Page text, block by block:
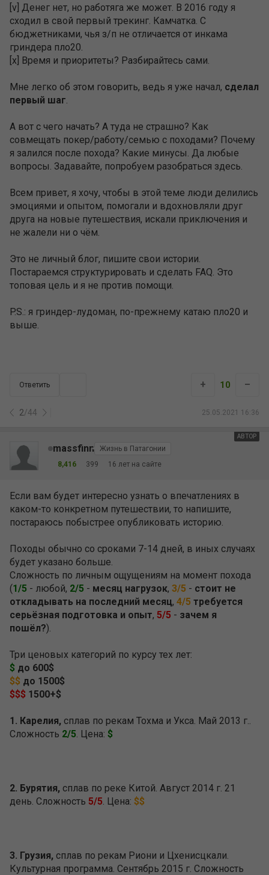
[v] Денег нет, но работяга же может. В 2016 году я
сходил в свой первый трекинг. Камчатка. С
бюджетниками, чья з/п не отличается от инкама
гриндера пло20.
[x] Время и приоритеты? Разбирайтесь сами.
Мне легко об этом говорить, ведь я уже начал, сделал
первый шаг.
А вот с чего начать? А туда не страшно? Как
совмещать покер/работу/семью с походами? Почему
я залился после похода? Какие минусы. Да любые
вопросы. Задавайте, попробуем разобраться здесь.
Всем привет, я хочу, чтобы в этой теме люди делились
эмоциями и опытом, помогали и вдохновляли друг
друга на новые путешествия, искали приключения и
не жалели ни о чём.
Это не личный блог, пишите свои истории.
Постараемся структурировать и сделать FAQ. Это
топовая цель и я не против помощи.
P.S.: я гриндер-лудоман, по-прежнему катаю пло20 и
выше.
Ответить
2/44 25.05.2021 16:36
+ 10 –
АВТОР
massfinn
Жизнь в Патагонии
8,416
399 16 лет на сайте
Если вам будет интересно узнать о впечатлениях в
каком-то конкретном путешествии, то напишите,
постараюсь побыстрее опубликовать историю.
Походы обычно со сроками 7-14 дней, в иных случаях
будет указано больше.
Сложность по личным ощущениям на момент похода
(1/5 - любой, 2/5 - месяц нагрузок, 3/5 - стоит не
откладывать на последний месяц, 4/5 требуется
серьёзная подготовка и опыт, 5/5 - зачем я
пошёл?).
Три ценовых категорий по курсу тех лет:
$ до 600$
$$ до 1500$
$$$ 1500+$
1. Карелия, сплав по рекам Тохма и Укса. Май 2013 г..
Сложность 2/5. Цена: $
2. Бурятия, сплав по реке Китой. Август 2014 г. 21
день. Сложность 5/5. Цена: $$
3. Грузия, сплав по рекам Риони и Цхенисцкали.
Культурная программа. Сентябрь 2015 г. Сложность